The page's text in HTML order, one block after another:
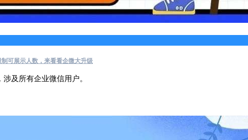
可展示人数，来看看企微大升级
及所有企业微信用户。